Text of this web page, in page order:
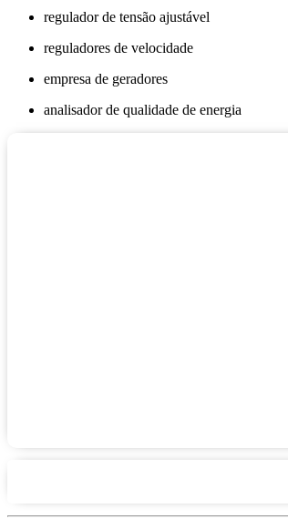
regulador de tensão ajustável
reguladores de velocidade
empresa de geradores
analisador de qualidade de energia